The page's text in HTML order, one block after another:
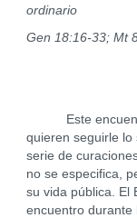
ordinario
Gen 18:16-33; Mt
Este encuentro
quieren seguirle
serie de
no se especifica,
su vida pública. El
encuentro durante